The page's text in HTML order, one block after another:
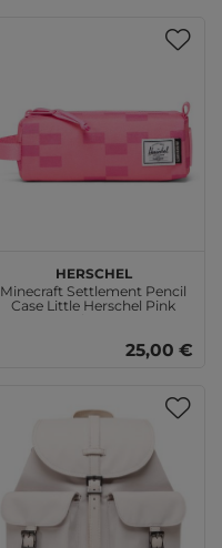
Herschel
Minecraft Settlement Pencil
Case Little Herschel Pink
25,00 €